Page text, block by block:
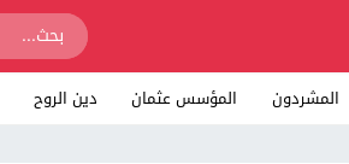
المشردون المؤسس عثمان دين الروح